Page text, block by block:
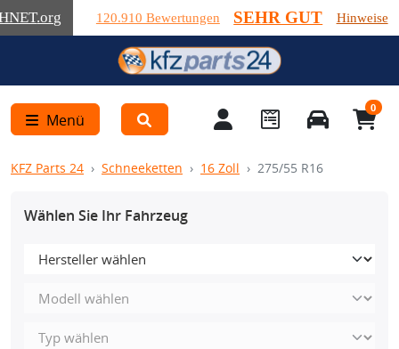
.org 120.910 Bewertungen SEHR GUT Hinweise
Menü
0
KFZ Parts 24 Schneeketten 16 Zoll 275/55 R16
Wählen Sie Ihr Fahrzeug